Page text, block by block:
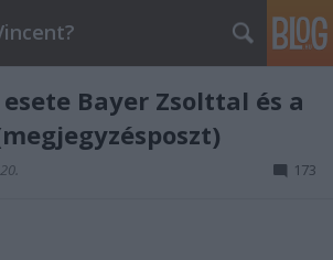
Bayer Zsolttal és a
173